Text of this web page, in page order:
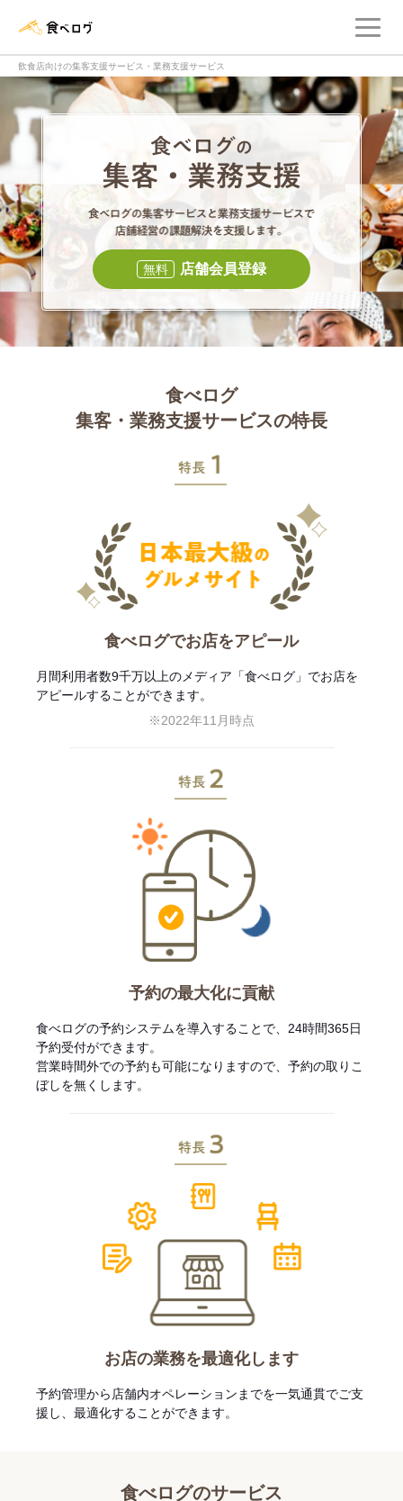
飲食店向けの集客支援サービス・業務支援サービス
食べログの集客
食べログの集
無料 店舗会員登録
食べログ
集客・業務支援サービスの特長
食べログでお店をアピール
月間利用者数9千万以上のメディア「食べログ」でお店を
アピールすることができます。
※2022年11月時点
予約の最大化に貢献
食べログの予約システムを導入することで、24時間365日
予約受付ができます。
営業時間外での予約も可能になりますので、予約の取りこ
ぼしを無くします。
お店の業務を最適化します
予約管理から店舗内オペレーションまでを一気通貫でご支
援し、最適化することができます。
食べログのサービス